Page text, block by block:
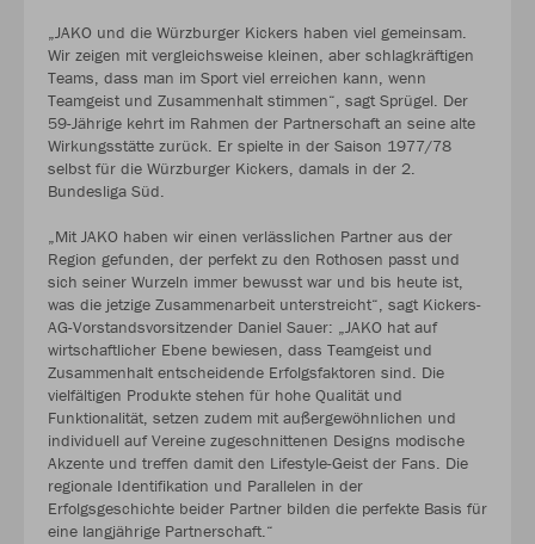
„JAKO und die Würzburger Kickers haben viel gemeinsam.
Wir zeigen mit vergleichsweise kleinen, aber schlagkräftigen
Teams, dass man im Sport viel erreichen kann, wenn
Teamgeist und Zusammenhalt stimmen“, sagt Sprügel. Der
59-Jährige kehrt im Rahmen der Partnerschaft an seine alte
Wirkungsstätte zurück. Er spielte in der Saison 1977/78
selbst für die Würzburger Kickers, damals in der 2.
Bundesliga Süd.
„Mit JAKO haben wir einen verlässlichen Partner aus der
Region gefunden, der perfekt zu den Rothosen passt und
sich seiner Wurzeln immer bewusst war und bis heute ist,
was die jetzige Zusammenarbeit unterstreicht“, sagt Kickers-
AG-Vorstandsvorsitzender Daniel Sauer: „JAKO hat auf
wirtschaftlicher Ebene bewiesen, dass Teamgeist und
Zusammenhalt entscheidende Erfolgsfaktoren sind. Die
vielfältigen Produkte stehen für hohe Qualität und
Funktionalität, setzen zudem mit außergewöhnlichen und
individuell auf Vereine zugeschnittenen Designs modische
Akzente und treffen damit den Lifestyle-Geist der Fans. Die
regionale Identifikation und Parallelen in der
Erfolgsgeschichte beider Partner bilden die perfekte Basis für
eine langjährige Partnerschaft.“